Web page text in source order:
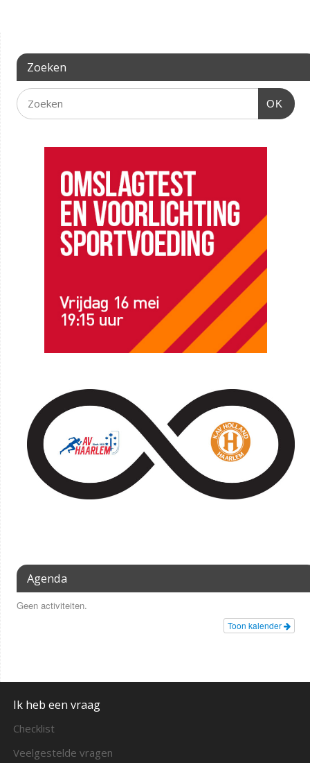
Zoeken
OK
Agenda
Geen activiteiten.
Toon kalender
Ik heb een vraag
Checklist
Veelgestelde vragen